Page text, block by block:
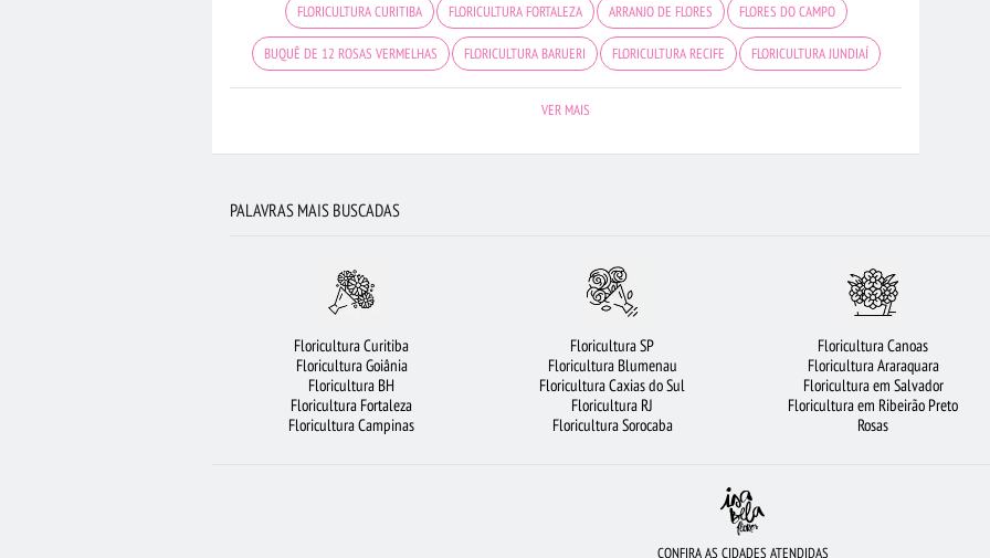
FLORICULTURA CURITIBA FLORICULTURA FORTALEZA ARRANJO DE FLORES FLORES DO CAMPO
BUQUÊ DE 12 ROSAS VERMELHAS FLORICULTURA BARUERI FLORICULTURA RECIFE FLORICULTURA JUNDIAÍ
FLORICULTURA SANTO ANDRÉ
FLORICULTURA SALVADOR
FLORICULTURA RIBEIRÃO PRETO FLORICULTURA PORTO ALEGRE FLORICULTURA UBERLÂNDIA
FLORICULTURA GUARULHOS FLORICULTURA SP ROSAS VERMELHAS CESTA DE FRUTAS
FLORICULTURA SÃO JOSÉ DOS CAMPOS
VER MAIS
PALAVRAS MAIS BUSCADAS
Floricultura Curitiba
Floricultura Goiânia
Floricultura BH
Floricultura Fortaleza
Floricultura Campinas
Floricultura SP
Floricultura Blumenau
Floricultura Caxias do Sul
Floricultura RJ
Floricultura Sorocaba
Floricultura Canoas
Floricultura Araraquara
Floricultura em Salvador
Floricultura em Ribeirão Preto
Rosas
CONFIRA AS CIDADES ATENDIDAS